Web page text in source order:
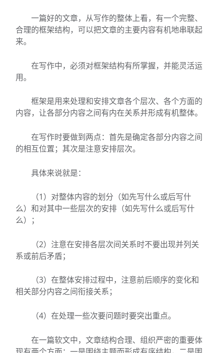
一篇好的文章，从写作的整体上看，有一个完整、
合理的框架结构，可以把文章的主要内容有机地串联起
来。
在写作中，必须对框架结构有所掌握，并能灵活运
用。
框架是用来处理和安排文章各个层次、各个方面的
内容，让各部分内容之间有内在关系并形成有机整体。
在写作时要做到两点：首先是确定各部分内容之间
的相互位置；其次是注意安排层次。
具体来说就是：
（1）对整体内容的划分（如先写什么或后写什
么）和对其中一些层次的安排（如先写什么或后写什
么）；
（2）注意在安排各层次间关系时不要出现并列关
系或前后矛盾；
（3）在整体安排过程中，注意前后顺序的变化和
相关部分内容之间衔接关系；
（4）在处理一些次要问题时要突出重点。
在一篇软文中，文章结构合理、组织严密的重要体